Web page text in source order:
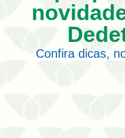
Confira dicas,